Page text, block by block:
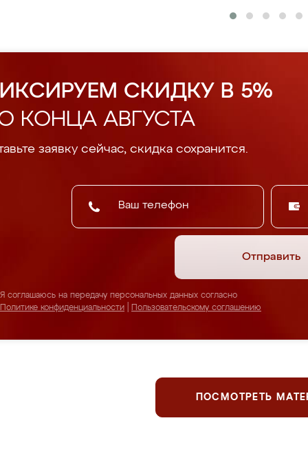
СКИДКУ В 5%
КОНЦА АВГУСТА
заявку сейчас, скидка сохранится.
Отправить
Я соглашаюсь на передачу персональных данных согласно
Политике конфиденциальности
Пользовательскому соглашению
ПОСМОТРЕТЬ